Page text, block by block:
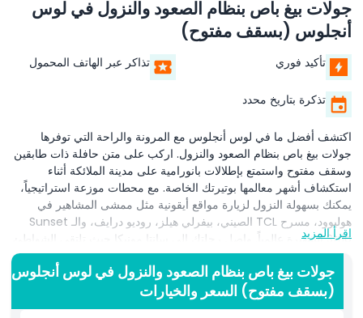
جولات بيغ باص بنظام الصعود والنزول في لوس
أنجلوس (بسقف مفتوح)
تأكيد فوري تذاكر عبر الهاتف المحمول
تذكرة بتاريخ محدد
اكتشف أفضل ما في لوس أنجلوس مع المرونة والراحة التي توفرها
جولات بيغ باص بنظام الصعود والنزول. اركب على متن حافلة ذات طابقين
وسقف مفتوح واستمتع بإطلالات بانورامية على مدينة الملائكة أثناء
استكشاف أشهر معالمها بوتيرتك الخاصة. مع محطات موزعة استراتيجياً،
يمكنك بسهولة النزول لزيارة مواقع أيقونية مثل ممشى المشاهير في
هوليوود، مسرح TCL الصيني، بيفرلي هيلز، روديو درايف، والـ Sunset
Strip الشهيرة عالمياً. واصل رحلتك إلى سانتا مونيكا حيث تلتقي الشواطئ
الذهبية بشوارع التسوق النابضة، أو توجه إلى وسط مدينة لوس أنجلوس
لاستكشاف معالمها الثقافية والتاريخية. يوفر التعليق الصوتي على متن
الحافلة، والمتاح بعدة لغات، معلومات شيقة عن تاريخ المدينة وعمارتها
وثقافتها الشعبية. سواء أردت التقاط الصور من السطح المكشوف، التنزه
اقرأ المزيد
جولات بيغ باص بنظام الصعود والنزول في لوس أنجلوس
(بسقف مفتوح) السعر والخيارات